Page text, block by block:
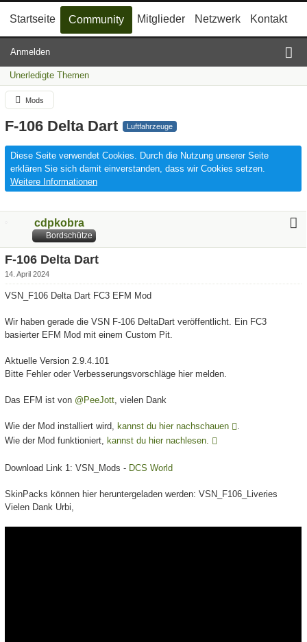
Startseite Community Mitglieder Netzwerk Kontakt
Anmelden
Unerledigte Themen
Mods
F-106 Delta Dart Luftfahrzeuge
Diese Seite verwendet Cookies. Durch die Nutzung unserer Seite
erklären Sie sich damit einverstanden, dass wir Cookies setzen.
Weitere Informationen
cdpkobra
Bordschütze
F-106 Delta Dart
14. April 2024
VSN_F106 Delta Dart FC3 EFM Mod
Wir haben gerade die VSN F-106 DeltaDart veröffentlicht. Ein FC3
basierter EFM Mod mit einem Custom Pit.
Aktuelle Version 2.9.4.101
Bitte Fehler oder Verbesserungsvorschläge hier melden.
Das EFM ist von @PeeJott, vielen Dank
Wie der Mod installiert wird, kannst du hier nachschauen
.
Wie der Mod funktioniert, kannst du hier nachlesen.
Download Link 1: VSN_Mods - DCS World
SkinPacks können hier heruntergeladen werden: VSN_F106_Liveries
Vielen Dank Urbi,